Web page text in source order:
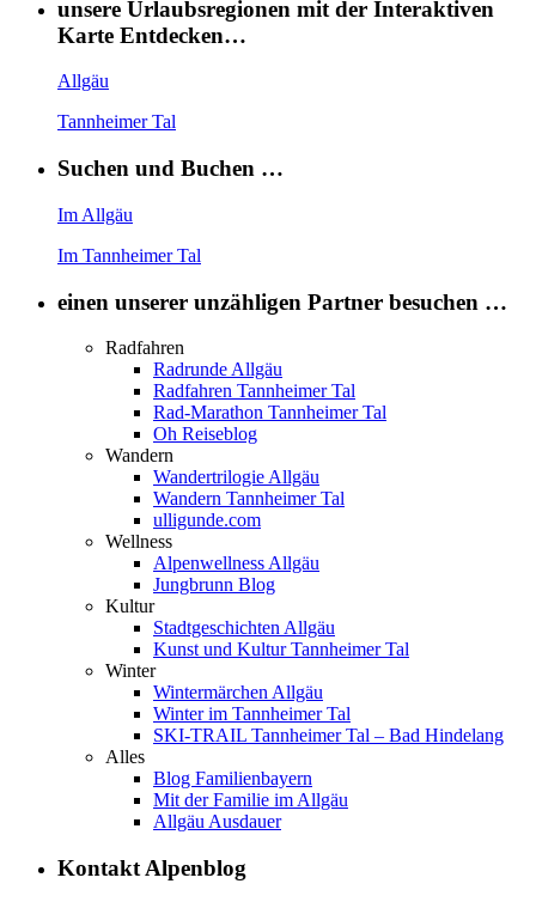
unsere Urlaubsregionen mit der Interaktiven
Karte Entdecken…
Allgäu
Tannheimer Tal
Suchen und Buchen …
Im Allgäu
Im Tannheimer Tal
einen unserer unzähligen Partner besuchen …
Radfahren
Radrunde Allgäu
Radfahren Tannheimer Tal
Rad-Marathon Tannheimer Tal
Oh Reiseblog
Wandern
Wandertrilogie Allgäu
Wandern Tannheimer Tal
ulligunde.com
Wellness
Alpenwellness Allgäu
Jungbrunn Blog
Kultur
Stadtgeschichten Allgäu
Kunst und Kultur Tannheimer Tal
Winter
Wintermärchen Allgäu
Winter im Tannheimer Tal
SKI-TRAIL Tannheimer Tal – Bad Hindelang
Alles
Blog Familienbayern
Mit der Familie im Allgäu
Allgäu Ausdauer
Kontakt Alpenblog